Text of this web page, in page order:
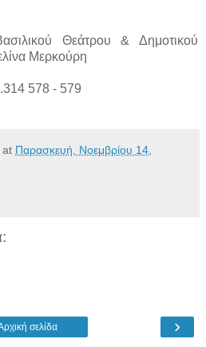
Θεάτρου & Δημοτικού
Μερκούρη
578 - 579
at Παρασκευή, Νοεμβρίου 14,
›
σελίδα